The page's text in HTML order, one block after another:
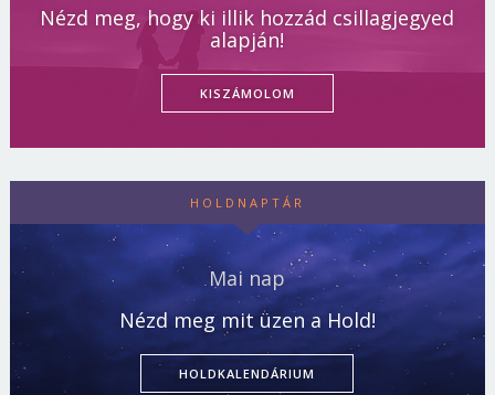
Nézd meg, hogy ki illik hozzád csillagjegyed
alapján!
KISZÁMOLOM
HOLDNAPTÁR
Mai nap
Nézd meg mit üzen a Hold!
HOLDKALENDÁRIUM